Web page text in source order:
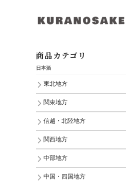
商品カテゴリ
日本酒
東北地方
関東地方
信越・北陸地方
関西地方
中部地方
中国・四国地方